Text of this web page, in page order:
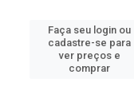
Faça seu login ou
cadastre-se para
ver preços e
comprar